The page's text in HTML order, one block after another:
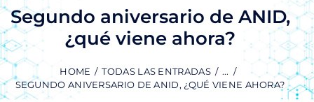
Segundo aniversario de ANID,
¿qué viene ahora?
HOME TODAS LAS ENTRADAS
...
SEGUNDO ANIVERSARIO DE ANID, ¿QUÉ VIENE AHORA?